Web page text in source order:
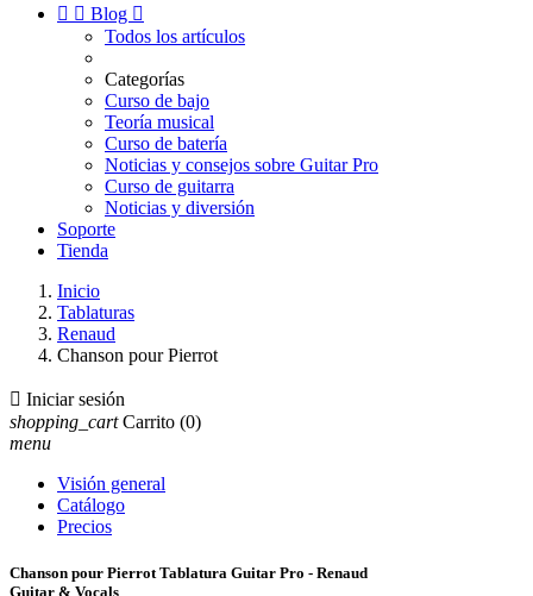
  Blog 
Todos los artículos
Categorías
Curso de bajo
Teoría musical
Curso de batería
Noticias y consejos sobre Guitar Pro
Curso de guitarra
Noticias y diversión
Soporte
Tienda
Inicio
Tablaturas
Renaud
Chanson pour Pierrot
 Iniciar sesión
shopping_cart Carrito (0)
menu
Visión general
Catálogo
Precios
Chanson pour Pierrot Tablatura Guitar Pro - Renaud
Guitar & Vocals